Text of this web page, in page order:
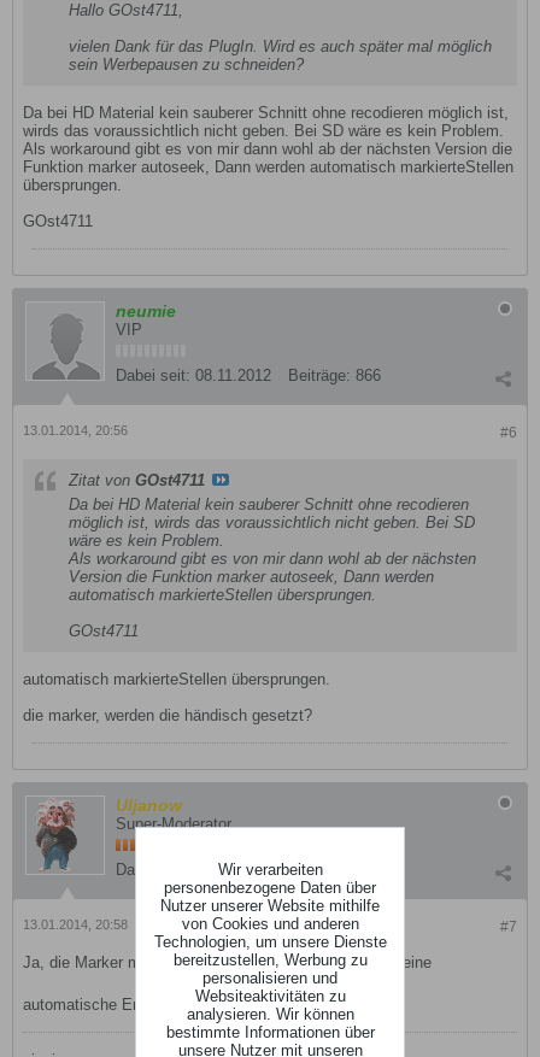
Hallo GOst4711,
vielen Dank für das PlugIn. Wird es auch später mal möglich
sein Werbepausen zu schneiden?
Da bei HD Material kein sauberer Schnitt ohne recodieren möglich ist,
wirds das voraussichtlich nicht geben. Bei SD wäre es kein Problem.
Als workaround gibt es von mir dann wohl ab der nächsten Version die
Funktion marker autoseek, Dann werden automatisch markierteStellen
übersprungen.
GOst4711
neumie
VIP
Dabei seit: 08.11.2012 Beiträge: 866
#6
13.01.2014, 20:56
Zitat von GOst4711
Da bei HD Material kein sauberer Schnitt ohne recodieren
möglich ist, wirds das voraussichtlich nicht geben. Bei SD
wäre es kein Problem.
Als workaround gibt es von mir dann wohl ab der nächsten
Version die Funktion marker autoseek, Dann werden
automatisch markierteStellen übersprungen.
GOst4711
automatisch markierteStellen übersprungen.
die marker, werden die händisch gesetzt?
Uljanow
Super-Moderator
Dabei seit: 01.01.2008 Beiträge:
#7
13.01.2014, 20:58
Ja, die Marker müssen händisch gesetzt werden! Ist keine
automatische Erkennung drin!
Wir verarbeiten
personenbezogene Daten über
Nutzer unserer Website mithilfe
von Cookies und anderen
Technologien, um unsere Dienste
bereitzustellen, Werbung zu
personalisieren und
Websiteaktivitäten zu
analysieren. Wir können
bestimmte Informationen über
unsere Nutzer mit unseren